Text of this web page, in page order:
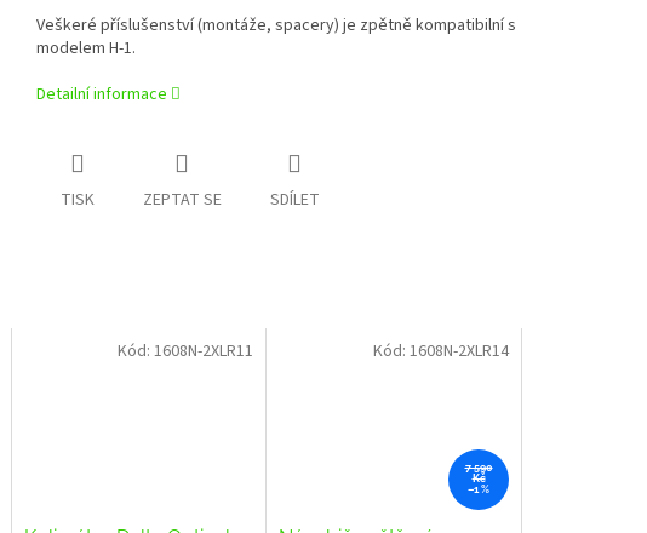
Veškeré příslušenství (montáže, spacery) je zpětně kompatibilní s
modelem H-1.
Detailní informace
TISK ZEPTAT SE SDÍLET
Kód:1608N-2XLR11
7 590
Kč
–1 %
Kód: 1608N-2XLR14